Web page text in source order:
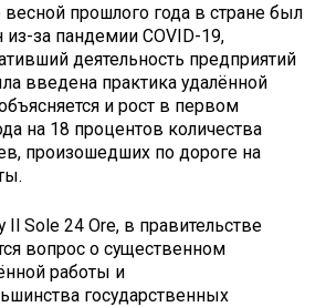
весной прошлого года в стране был
из-за пандемии COVID-19,
деятельность предприятий
введена практика удалённой
и рост в первом
на 18 процентов количества
произошедших по дороге на
Il Sole 24 Ore, в правительстве
вопрос о существенном
работы и
государственных